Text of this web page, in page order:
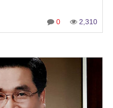
0 2,310